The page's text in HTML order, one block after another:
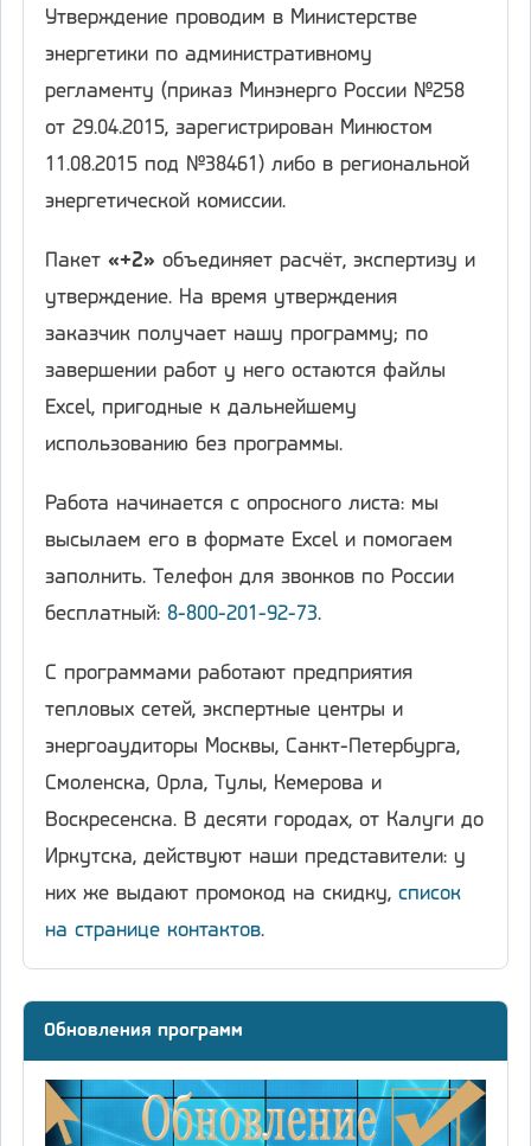
Утверждение проводим в Министерстве
энергетики по административному
регламенту (приказ Минэнерго России №258
от 29.04.2015, зарегистрирован Минюстом
11.08.2015 под №38461) либо в региональной
энергетической комиссии.
Пакет «+2» объединяет расчёт, экспертизу и
утверждение. На время утверждения
заказчик получает нашу программу; по
завершении работ у него остаются файлы
Excel, пригодные к дальнейшему
использованию без программы.
Работа начинается с опросного листа: мы
высылаем его в формате Excel и помогаем
заполнить. Телефон для звонков по России
бесплатный: 8-800-201-92-73.
С программами работают предприятия
тепловых сетей, экспертные центры и
энергоаудиторы Москвы, Санкт-Петербурга,
Смоленска, Орла, Тулы, Кемерова и
Воскресенска. В десяти городах, от Калуги до
Иркутска, действуют наши представители: у
них же выдают промокод на скидку, список
на странице контактов.
Обновления программ